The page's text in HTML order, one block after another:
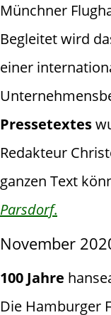
Münchner
Begleitet wird
einer
Pressetextes
Redakteur
ganzen Text
Parsdorf.
November
100 Jahre
Die Hamburger